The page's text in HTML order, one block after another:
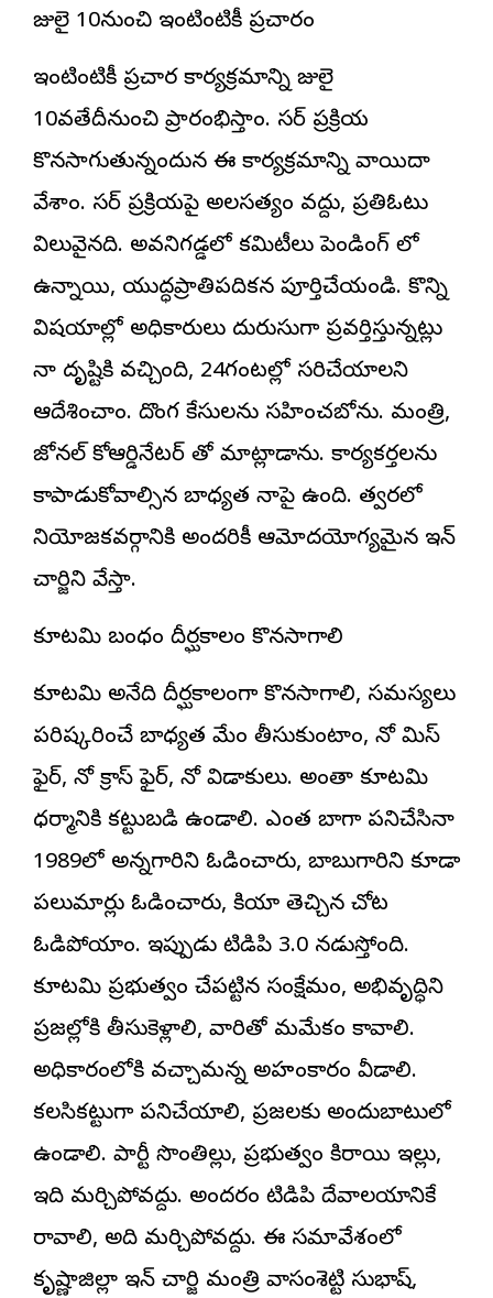
జులై 10నుంచి ఇంటింటికీ ప్రచారం
ఇంటింటికీ ప్రచార కార్యక్రమాన్ని జులై
10వతేదీనుంచి ప్రారంభిస్తాం. సర్ ప్రక్రియ
కొనసాగుతున్నందున ఈ కార్యక్రమాన్ని వాయిదా
వేశాం. సర్ ప్రక్రియపై అలసత్యం వద్దు, ప్రతిఓటు
విలువైనది. అవనిగడ్డలో కమిటీలు పెండింగ్ లో
ఉన్నాయి, యుద్ధప్రాతిపదికన పూర్తిచేయండి. కొన్ని
విషయాల్లో అధికారులు దురుసుగా ప్రవర్తిస్తున్నట్లు
నా దృష్టికి వచ్చింది, 24గంటల్లో సరిచేయాలని
ఆదేశించాం. దొంగ కేసులను సహించబోను. మంత్రి,
జోనల్ కోఆర్డినేటర్ తో మాట్లాడాను. కార్యకర్తలను
కాపాడుకోవాల్సిన బాధ్యత నాపై ఉంది. త్వరలో
నియోజకవర్గానికి అందరికీ ఆమోదయోగ్యమైన ఇన్
చార్జిని వేస్తా.
కూటమి బంధం దీర్ఘకాలం కొనసాగాలి
కూటమి అనేది దీర్ఘకాలంగా కొనసాగాలి, సమస్యలు
పరిష్కరించే బాధ్యత మేం తీసుకుంటాం, నో మిస్
ఫైర్, నో క్రాస్ ఫైర్, నో విడాకులు. అంతా కూటమి
ధర్మానికి కట్టుబడి ఉండాలి. ఎంత బాగా ప‌నిచేసినా
1989లో అన్నగారిని ఓడించారు, బాబుగారిని కూడా
పలుమార్లు ఓడించారు, కియా తెచ్చిన చోట
ఓడిపోయాం. ఇప్పుడు టిడిపి 3.0 నడుస్తోంది.
కూటమి ప్రభుత్వం చేపట్టిన సంక్షేమం, అభివృద్ధిని
ప్రజల్లోకి తీసుకెళ్లాలి, వారితో మమేకం కావాలి.
అధికారంలోకి వచ్చామన్న అహంకారం వీడాలి.
కలసికట్టుగా పనిచేయాలి, ప్రజలకు అందుబాటులో
ఉండాలి. పార్టీ సొంతిల్లు, ప్రభుత్వం కిరాయి ఇల్లు,
ఇది మర్చిపోవద్దు. అందరం టిడిపి దేవాలయానికే
రావాలి, అది మర్చిపోవద్దు. ఈ సమావేశంలో
కృష్ణాజిల్లా ఇన్ చార్జి మంత్రి వాసంశెట్టి సుభాష్,